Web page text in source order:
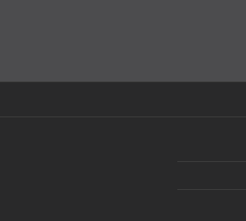
Cookies helfen auf auf dieser